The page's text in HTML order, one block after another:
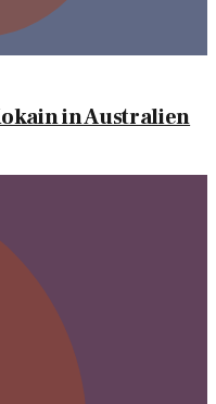
in Australien